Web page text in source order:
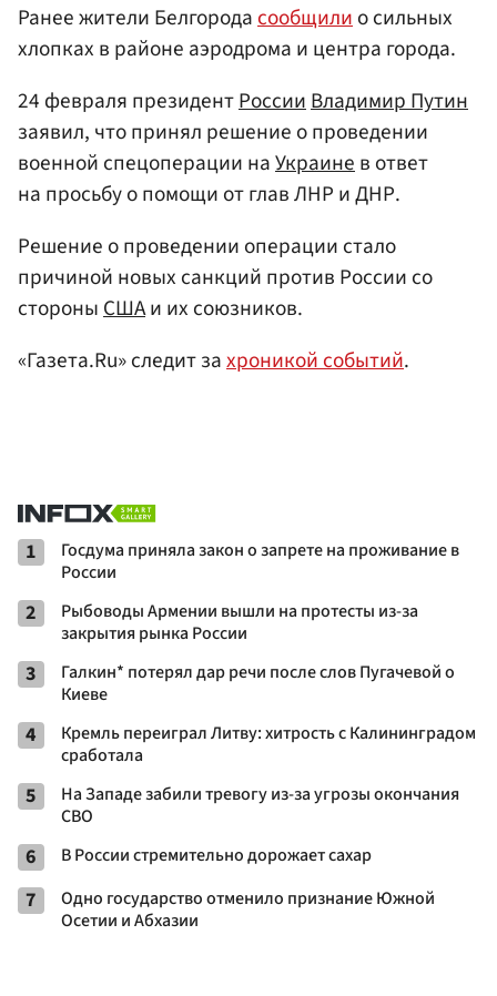
Ранее жители Белгородасообщилио сильных
хлопках в районе аэродрома и центра города.
24 февраля президентРоссииВладимир Путин
заявил, что принял решение о проведении
военной спецоперации наУкраинев ответ
на просьбу о помощи от глав ЛНР и ДНР.
Решение о проведении операции стало
причиной новых санкций против России со
стороныСШАи их союзников.
«Газета.Ru» следит захроникой событий.
1
Госдума приняла закон о запрете на проживание в
России
2
Рыбоводы Армении вышли на протесты из-за
закрытия рынка России
3
Галкин* потерял дар речи после слов Пугачевой о
Киеве
4
Кремль переиграл Литву: хитрость с Калининградом
сработала
5
На Западе забили тревогу из-за угрозы окончания
СВО
6 В России стремительно дорожает сахар
7
Одно государство отменило признание Южной
Осетии и Абхазии